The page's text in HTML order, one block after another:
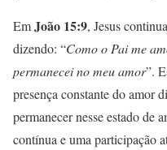
EmJoão 15:9, Jesus
dizendo: “Como o Pai me
permanecei no meu amor”.
presença constante do amor
permanecer nesse estado de
contínua e uma participação